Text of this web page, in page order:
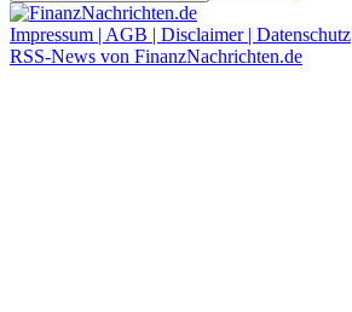
Impressum | AGB | Disclaimer | Datenschutz
RSS-News von FinanzNachrichten.de